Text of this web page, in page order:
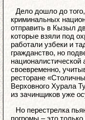
Дело дошло до
криминальных
отправить в Кызыл
которые взяли под
работали узбеки и
гражданство, но
своевременно,
ресторане
Верховного Хурала
из зачинщиков уже
Но перестрелка
погромы – это